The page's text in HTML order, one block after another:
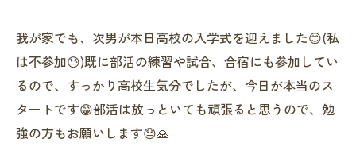
我が家でも、次男が本日高校の入学式を迎えました😊(私
は不参加😓)既に部活の練習や試合、合宿にも参加してい
るので、すっかり高校生気分でしたが、今日が本当のス
タートです😁部活は放っといても頑張ると思うので、勉
強の方もお願いします😓🙏